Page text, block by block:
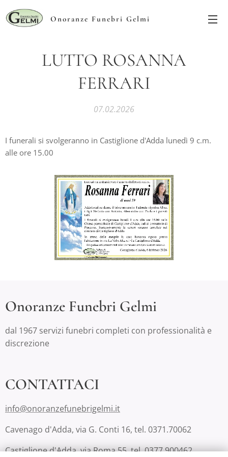
Onoranze Funebri Gelmi
LUTTO ROSANNA
FERRARI
07.02.2026
I funerali si svolgeranno in Castiglione d'Adda lunedì 9 c.m.
alle ore 15.00
Onoranze Funebri Gelmi
dal 1967 servizi funebri completi con professionalità e
discrezione
CONTATTACI
info@onoranzefunebrigelmi.it
Cavenago d'Adda, via G. Conti 16, tel. 0371.70062
Castiglione d'Adda, via Roma 55, tel. 0377.900462